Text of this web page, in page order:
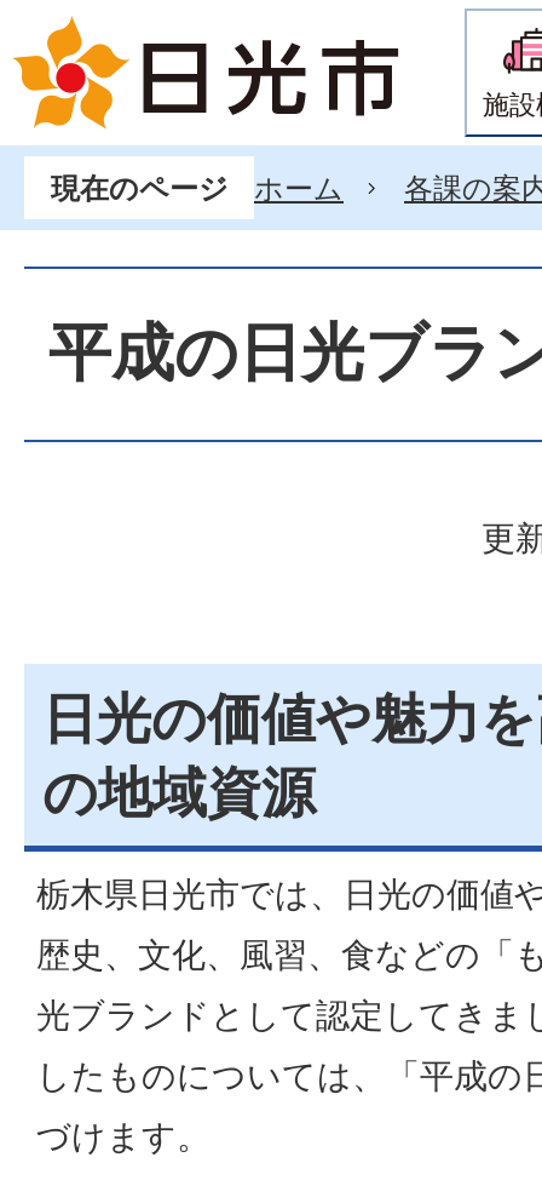
施
現在のページ ホーム 各課の案
平成の日光ブラ
更
日光の価値や魅力
の地域資源
栃木県日光市では、日光の価値
歴史、文化、風習、食などの「
光ブランドとして認定してきま
したものについては、「平成の
づけます。